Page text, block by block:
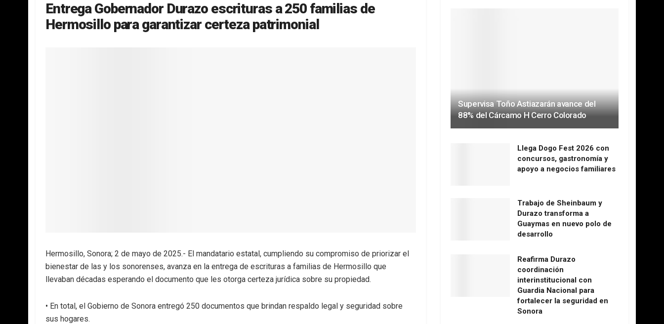
Entrega Gobernador Durazo escrituras a 250 familias de
Hermosillo para garantizar certeza patrimonial
Hermosillo, Sonora; 2 de mayo de 2025.- El mandatario estatal, cumpliendo su compromiso de priorizar el
bienestar de las y los sonorenses, avanza en la entrega de escrituras a familias de Hermosillo que
llevaban décadas esperando el documento que les otorga certeza jurídica sobre su propiedad.
• En total, el Gobierno de Sonora entregó 250 documentos que brindan respaldo legal y seguridad sobre
sus hogares.
Supervisa Toño Astiazarán avance del
88% del Cárcamo H Cerro Colorado
Llega Dogo Fest 2026 con
concursos, gastronomía y
apoyo a negocios familiares
Trabajo de Sheinbaum y
Durazo transforma a
Guaymas en nuevo polo de
desarrollo
Reafirma Durazo
coordinación
interinstitucional con
Guardia Nacional para
fortalecer la seguridad en
Sonora